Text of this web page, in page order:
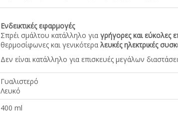
Ενδεικτικές εφαρμογές
Σπρέι σμάλτου κατάλληλο για γρήγορες και εύκολες
θερμοσίφωνες και γενικότερα λευκές ηλεκτρικές
Δεν είναι κατάλληλο για επισκευές μεγάλων
Γυαλιστερό
Λευκό
400 ml